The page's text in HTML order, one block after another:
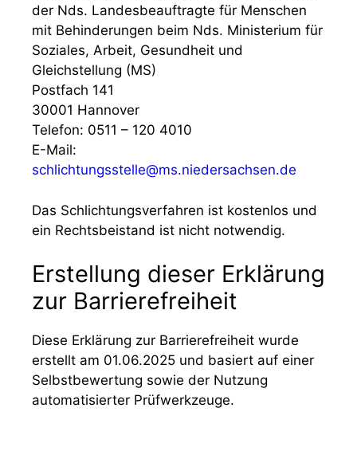
der Nds. Landesbeauftragte für Menschen
mit Behinderungen beim Nds. Ministerium für
Soziales, Arbeit, Gesundheit und
Gleichstellung (MS)
Postfach 141
30001 Hannover
Telefon: 0511 – 120 4010
E-Mail:
schlichtungsstelle@ms.niedersachsen.de
Das Schlichtungsverfahren ist kostenlos und
ein Rechtsbeistand ist nicht notwendig.
Erstellung dieser Erklärung
zur Barrierefreiheit
Diese Erklärung zur Barrierefreiheit wurde
erstellt am 01.06.2025 und basiert auf einer
Selbstbewertung sowie der Nutzung
automatisierter Prüfwerkzeuge.